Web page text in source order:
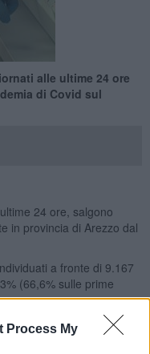
Process My
alle ultime 24 ore
di Covid sul
24 ore, salgono
in provincia di Arezzo dal
a fronte di 9.167
(66,6% sulle prime